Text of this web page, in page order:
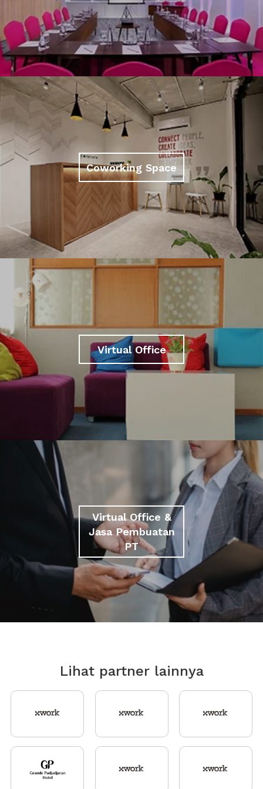
Coworking Space
Virtual Office
Virtual Office &
Jasa Pembuatan
PT
Lihat partner lainnya